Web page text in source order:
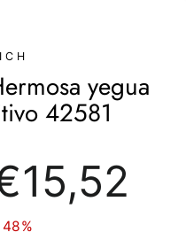
yegua
42581
oferta